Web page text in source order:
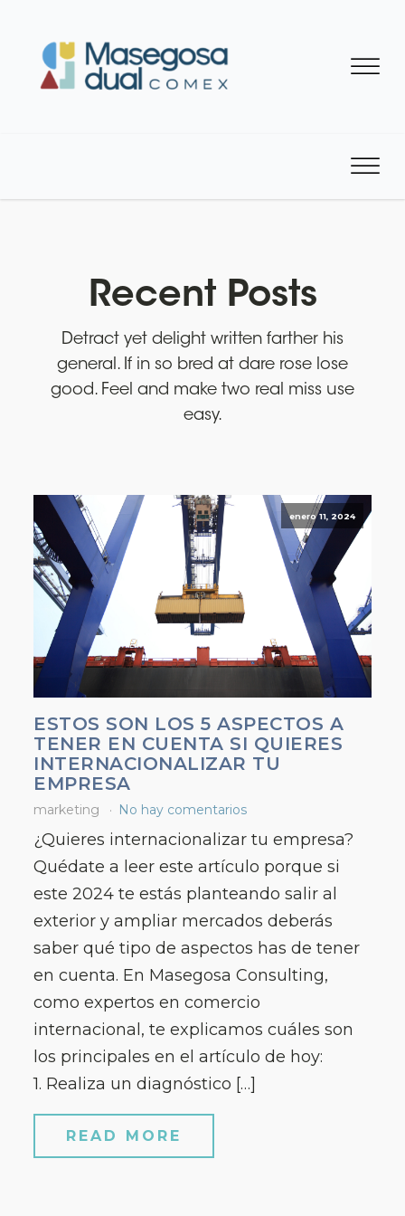
Recent Posts
Detract yet delight written farther his
general. If in so bred at dare rose lose
good. Feel and make two real miss use
easy.
enero 11, 2024
ESTOS SON LOS 5 ASPECTOS A
TENER EN CUENTA SI QUIERES
INTERNACIONALIZAR TU
EMPRESA
marketing No hay comentarios
¿Quieres internacionalizar tu empresa?
Quédate a leer este artículo porque si
este 2024 te estás planteando salir al
exterior y ampliar mercados deberás
saber qué tipo de aspectos has de tener
en cuenta. En Masegosa Consulting,
como expertos en comercio
internacional, te explicamos cuáles son
los principales en el artículo de hoy:
1. Realiza un diagnóstico […]
READ MORE